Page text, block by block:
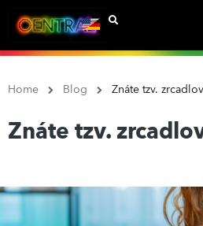
Home Blog Znáte tzv.
Znáte tzv.